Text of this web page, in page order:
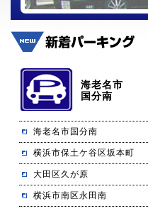
海老名市
国分南
海老名市国分南
横浜市保土ケ谷区坂本町
大田区久が原
横浜市南区永田南